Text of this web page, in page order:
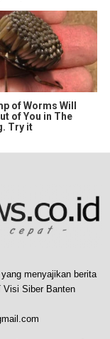
of Worms Will
of You in The
Try it
menyajikan berita
Visi Siber Banten